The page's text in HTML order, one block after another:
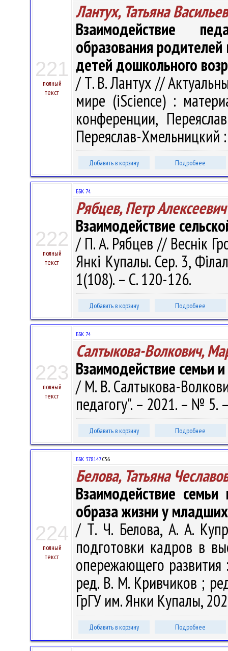
221
полный
текст
Лантух, Татьяна
Взаимодействие
образования
детей дошкольного
/ Т. В. Лантух //
мире (iScience) :
конференции,
Переяслав-Хмельницкий
Добавить в корзину Подробнее
222
полный
текст
ББК 74.
Рябцев, Петр Алексеевич
Взаимодействие
/ П. А. Рябцев // Веснік
Янкі Купалы. Сер. 3,
1(108). – С. 120-126.
Добавить в корзину Подробнее
223
полный
текст
ББК 74.
Салтыкова-Волкович,
Взаимодействие семьи
/ М. В. Салтыкова-
педагогу". – 2021. – № 5.
Добавить в корзину Подробнее
224
полный
текст
ББК 378.147С56
Белова, Татьяна
Взаимодействие
образа жизни у
/ Т. Ч. Белова, А. А.
подготовки кадров в
опережающего развития
ред. В. М. Кривчиков ;
ГрГУ им. Янки Купалы,
Добавить в корзину Подробнее